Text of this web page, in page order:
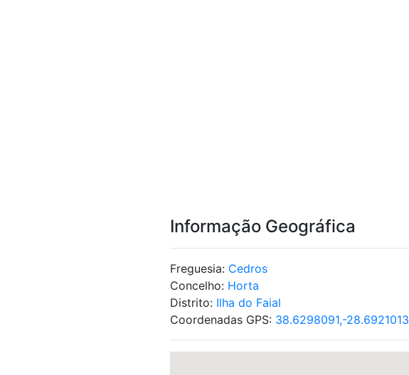
Informação Geográfica
Freguesia: Cedros
Concelho: Horta
Distrito: Ilha do Faial
Coordenadas GPS: 38.6298091,-28.6921013